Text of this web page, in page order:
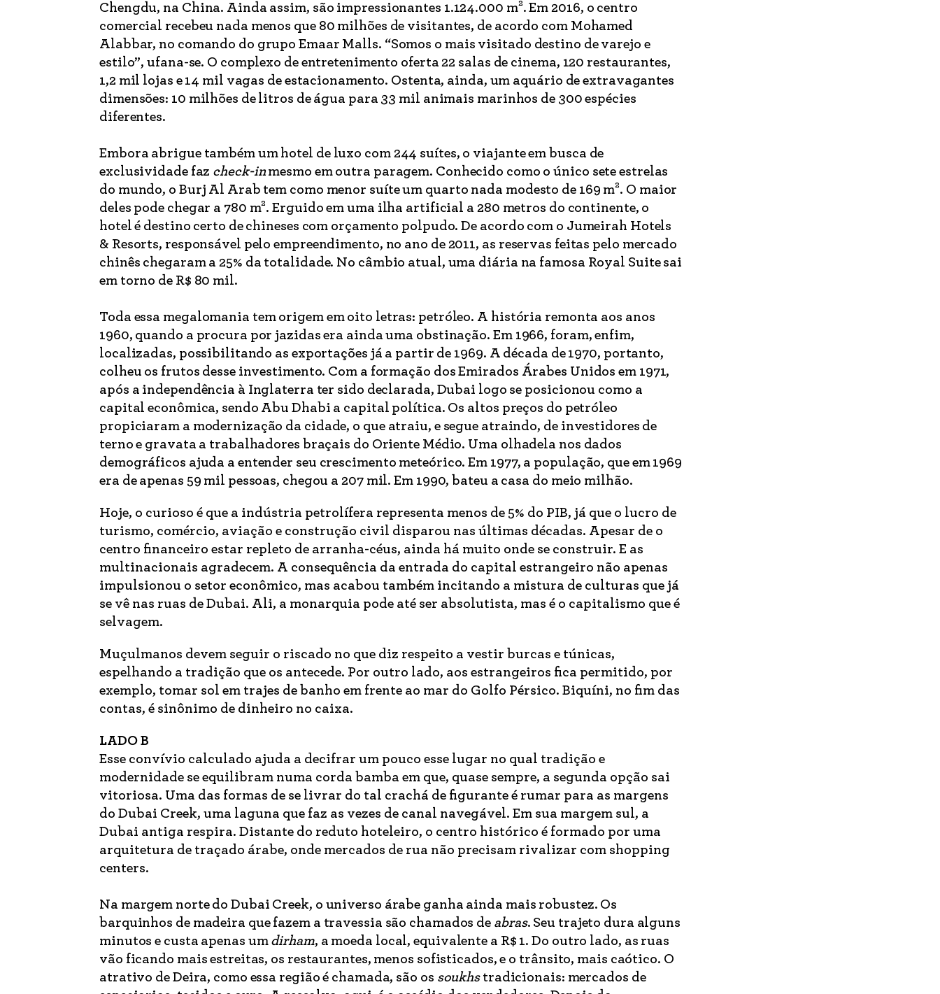
Chengdu, na China. Ainda assim, são impressionantes 1.124.000 m². Em 2016, o centro
comercial recebeu nada menos que 80 milhões de visitantes, de acordo com Mohamed
Alabbar, no comando do grupo Emaar Malls. “Somos o mais visitado destino de varejo e
estilo”, ufana-se. O complexo de entretenimento oferta 22 salas de cinema, 120 restaurantes,
1,2 mil lojas e 14 mil vagas de estacionamento. Ostenta, ainda, um aquário de extravagantes
dimensões: 10 milhões de litros de água para 33 mil animais marinhos de 300 espécies
diferentes.
Embora abrigue também um hotel de luxo com 244 suítes, o viajante em busca de
exclusividade faz check-inmesmo em outra paragem. Conhecido como o único sete estrelas
do mundo, o Burj Al Arab tem como menor suíte um quarto nada modesto de 169 m². O maior
deles pode chegar a 780 m². Erguido em uma ilha artificial a 280 metros do continente, o
hotel é destino certo de chineses com orçamento polpudo. De acordo com o Jumeirah Hotels
& Resorts, responsável pelo empreendimento, no ano de 2011, as reservas feitas pelo mercado
chinês chegaram a 25% da totalidade. No câmbio atual, uma diária na famosa Royal Suite sai
em torno de R$ 80 mil.
Toda essa megalomania tem origem em oito letras: petróleo. A história remonta aos anos
1960, quando a procura por jazidas era ainda uma obstinação. Em 1966, foram, enfim,
localizadas, possibilitando as exportações já a partir de 1969. A década de 1970, portanto,
colheu os frutos desse investimento. Com a formação dos Emirados Árabes Unidos em 1971,
após a independência à Inglaterra ter sido declarada, Dubai logo se posicionou como a
capital econômica, sendo Abu Dhabi a capital política. Os altos preços do petróleo
propiciaram a modernização da cidade, o que atraiu, e segue atraindo, de investidores de
terno e gravata a trabalhadores braçais do Oriente Médio. Uma olhadela nos dados
demográficos ajuda a entender seu crescimento meteórico. Em 1977, a população, que em 1969
era de apenas 59 mil pessoas, chegou a 207 mil. Em 1990, bateu a casa do meio milhão.
Hoje, o curioso é que a indústria petrolífera representa menos de 5% do PIB, já que o lucro de
turismo, comércio, aviação e construção civil disparou nas últimas décadas. Apesar de o
centro financeiro estar repleto de arranha-céus, ainda há muito onde se construir. E as
multinacionais agradecem. A consequência da entrada do capital estrangeiro não apenas
impulsionou o setor econômico, mas acabou também incitando a mistura de culturas que já
se vê nas ruas de Dubai. Ali, a monarquia pode até ser absolutista, mas é o capitalismo que é
selvagem.
Muçulmanos devem seguir o riscado no que diz respeito a vestir burcas e túnicas,
espelhando a tradição que os antecede. Por outro lado, aos estrangeiros fica permitido, por
exemplo, tomar sol em trajes de banho em frente ao mar do Golfo Pérsico. Biquíni, no fim das
contas, é sinônimo de dinheiro no caixa.
LADO B
Esse convívio calculado ajuda a decifrar um pouco esse lugar no qual tradição e
modernidade se equilibram numa corda bamba em que, quase sempre, a segunda opção sai
vitoriosa. Uma das formas de se livrar do tal crachá de figurante é rumar para as margens
do Dubai Creek, uma laguna que faz as vezes de canal navegável. Em sua margem sul, a
Dubai antiga respira. Distante do reduto hoteleiro, o centro histórico é formado por uma
arquitetura de traçado árabe, onde mercados de rua não precisam rivalizar com shopping
centers.
Na margem norte do Dubai Creek, o universo árabe ganha ainda mais robustez. Os
barquinhos de madeira que fazem a travessia são chamados de abras. Seu trajeto dura alguns
minutos e custa apenas um dirham, a moeda local, equivalente a R$ 1. Do outro lado, as ruas
vão ficando mais estreitas, os restaurantes, menos sofisticados, e o trânsito, mais caótico. O
atrativo de Deira, como essa região é chamada, são os soukhstradicionais: mercados de